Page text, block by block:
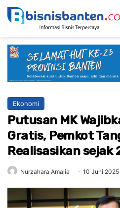
Ekonomi
Putusan MK
Gratis, Pemkot
Realisasikan sejak
Nurzahara Amalia 10 Juni 2025